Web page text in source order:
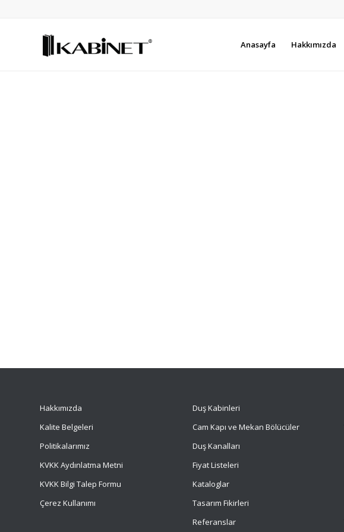
Anasayfa Hakkımızda
Hakkımızda
Kalite Belgeleri
Politikalarımız
KVKK Aydınlatma Metni
KVKK Bilgi Talep Formu
Çerez Kullanımı
Duş Kabinleri
Cam Kapı ve Mekan Bölücüler
Duş Kanalları
Fiyat Listeleri
Kataloglar
Tasarım Fikirleri
Referanslar